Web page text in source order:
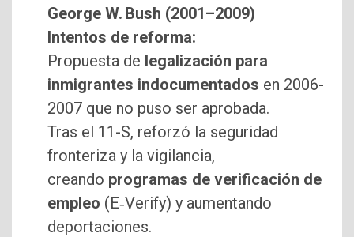
George W. Bush (2001–2009)
Intentos de reforma:
Propuesta de legalización para
inmigrantes indocumentados en 2006-
2007 que no puso ser aprobada.
Tras el 11-S, reforzó la seguridad
fronteriza y la vigilancia,
creando programas de verificación de
empleo (E‑Verify) y aumentando
deportaciones.